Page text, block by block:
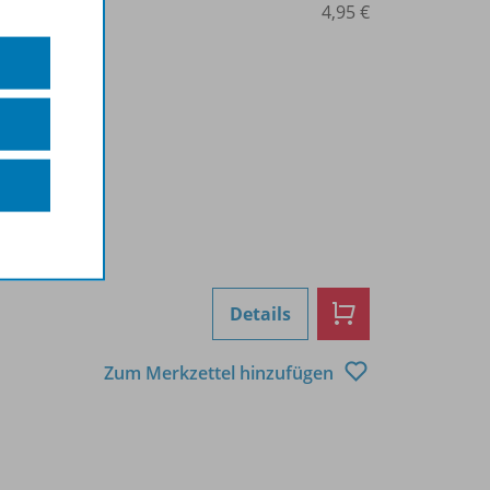
4,95 €
Details
Zum Merkzettel hinzufügen